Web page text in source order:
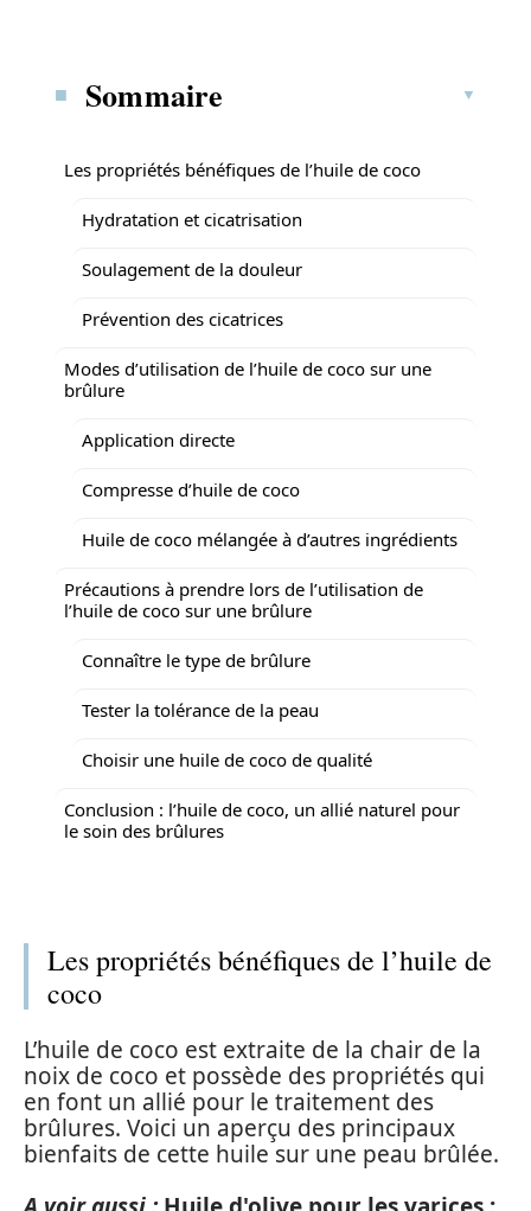
Sommaire
Les propriétés bénéfiques de l’huile de coco
Hydratation et cicatrisation
Soulagement de la douleur
Prévention des cicatrices
Modes d’utilisation de l’huile de coco sur une
brûlure
Application directe
Compresse d’huile de coco
Huile de coco mélangée à d’autres ingrédients
Précautions à prendre lors de l’utilisation de
l’huile de coco sur une brûlure
Connaître le type de brûlure
Tester la tolérance de la peau
Choisir une huile de coco de qualité
Conclusion : l’huile de coco, un allié naturel pour
le soin des brûlures
Les propriétés bénéfiques de l’huile de
coco
L’huile de coco est extraite de la chair de la
noix de coco et possède des propriétés qui
en font un allié pour le traitement des
brûlures. Voici un aperçu des principaux
bienfaits de cette huile sur une peau brûlée.